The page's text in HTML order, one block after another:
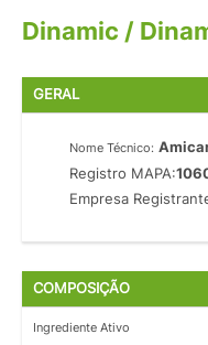
Dinamic /
GERAL
Nome Técnico:
Registro MAPA:
Empresa
COMPOSIÇÃO
Ingrediente Ativo